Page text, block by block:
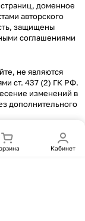
доменное
авторского
защищены
соглашениями
не являются
ст. 437 (2) ГК РФ.
изменений в
дополнительного
Кабинет